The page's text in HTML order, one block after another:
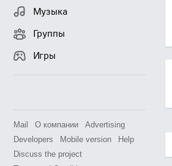
Музыка
Группы
Игры
Mail О компании
Advertising
Developers
Mobile version
Help
Discuss the project